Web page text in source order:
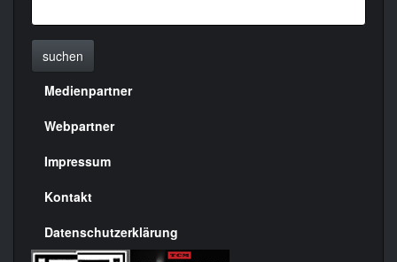
suchen
Menülinks
rechte
Seite
Medienpartner
Webpartner
Impressum
Kontakt
Datenschutzerklärung